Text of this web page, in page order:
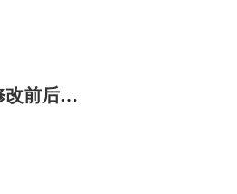
大理日报 | 云南省大理白族自治州大理风景名胜区管理条例修改前后对照表